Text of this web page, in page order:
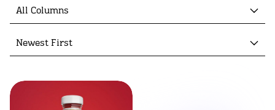
All Columns
Newest First